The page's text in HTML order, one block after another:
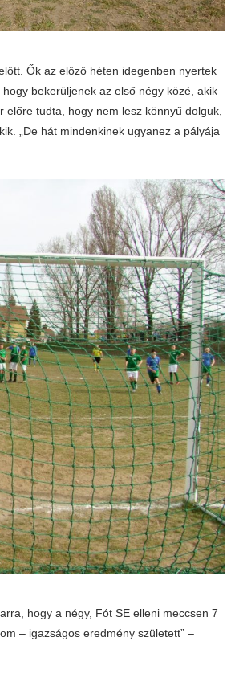
Ők az előző héten idegenben nyertek
bekerüljenek az első négy közé, akik
tudta, hogy nem lesz könnyű dolguk,
„De hát mindenkinek ugyanez a pályája
hogy a négy, Fót SE elleni meccsen 7
– igazságos eredmény született” –